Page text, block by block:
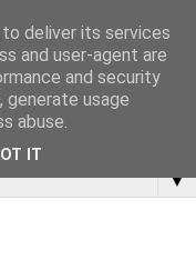
▼
deliver its services
and user-agent are
and security
usage
abuse.
IT